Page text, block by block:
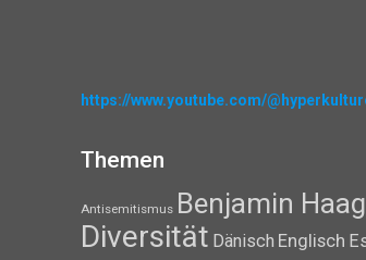
https://www.youtube.com/
Themen
Antisemitismus Benjamin Haag
Diversität Dänisch Englisch